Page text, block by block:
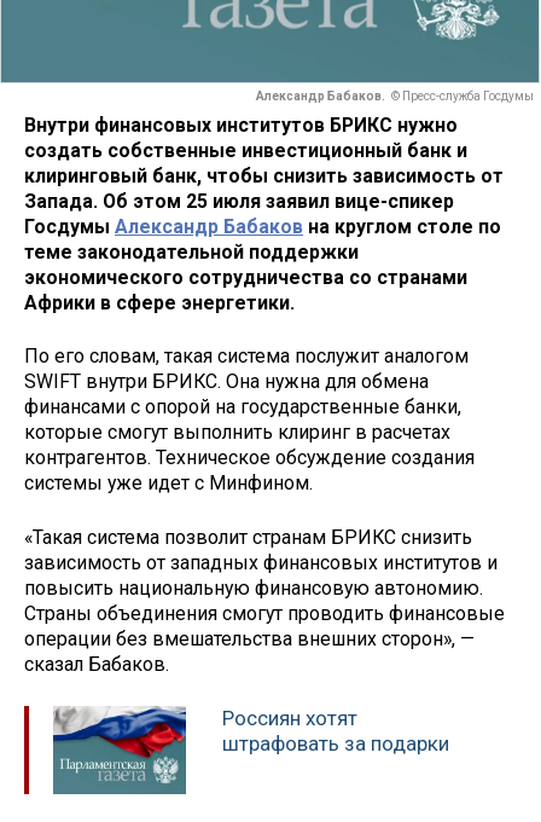
Александр Бабаков. © Пресс-служба Госдумы
Внутри финансовых институтов БРИКС нужно
создать собственные инвестиционный банк и
клиринговый банк, чтобы снизить зависимость от
Запада. Об этом 25 июля заявил вице-спикер
Госдумы Александр Бабаков на круглом столе по
теме законодательной поддержки
экономического сотрудничества со странами
Африки в сфере энергетики.
По его словам, такая система послужит аналогом
SWIFT внутри БРИКС. Она нужна для обмена
финансами с опорой на государственные банки,
которые смогут выполнить клиринг в расчетах
контрагентов. Техническое обсуждение создания
системы уже идет с Минфином.
«Такая система позволит странам БРИКС снизить
зависимость от западных финансовых институтов и
повысить национальную финансовую автономию.
Страны объединения смогут проводить финансовые
операции без вмешательства внешних сторон», —
сказал Бабаков.
Россиян хотят
штрафовать за подарки